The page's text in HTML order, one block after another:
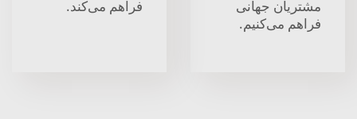
مشتریان جهانی
فراهم می‌کنیم.
فراهم می‌کند.